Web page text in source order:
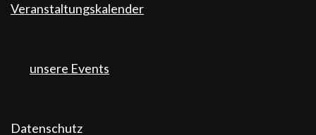
Veranstaltungskalender
unsere Events
Datenschutz